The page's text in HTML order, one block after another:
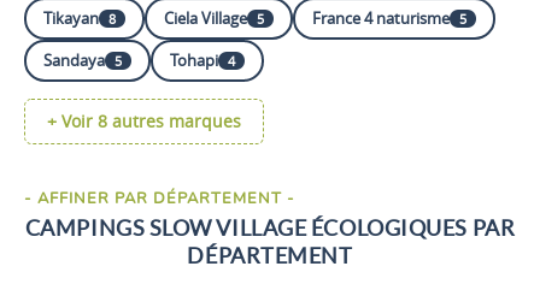
chambres
2 chambres - 5
personnes - 35 m²
À partir de449 €/ 7 nuits
Découvrir ce
locatif
Tikayan 8 Ciela Village 5 France 4 naturisme 5
Sandaya 5 Tohapi 4
+ Voir 8 autres marques
- AFFINER PAR DÉPARTEMENT -
CAMPINGS SLOW VILLAGE ÉCOLOGIQUES PAR
DÉPARTEMENT